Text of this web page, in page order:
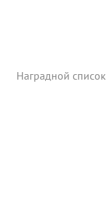
Наградной список